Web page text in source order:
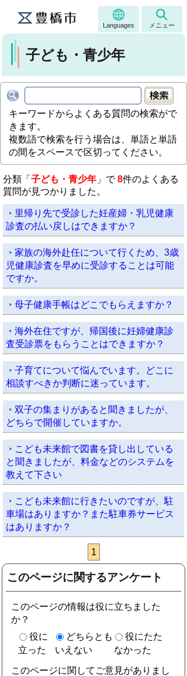
Languages メニュー
子ども・青少年
キーワードからよくある質問の検索がで
きます。
複数語で検索を行う場合は、単語と単語
の間をスペースで区切ってください。
分類「 子ども・青少年 」で8件のよくある
質問が見つかりました。
里帰り先で受診した妊産婦・乳児健康
診査の払い戻しはできますか？
家族の海外赴任について行くため、3歳
児健康診査を早めに受診することは可能
ですか。
母子健康手帳はどこでもらえますか？
海外在住ですが、帰国後に妊婦健康診
査受診票をもらうことはできますか？
子育てについて悩んでいます。どこに
相談すべきか判断に迷っています。
双子の集まりがあると聞きましたが、
どちらで開催していますか。
こども未来館で図書を貸し出している
と聞きましたが、料金などのシステムを
教えて下さい
こども未来館に行きたいのですが、駐
車場はありますか？また駐車券サービス
はありますか？
1
このページに関するアンケート
このページの情報は役に立ちました
か？
役に
立った
どちらとも
いえない
役にたた
なかった
このページに関してご意見がありまし